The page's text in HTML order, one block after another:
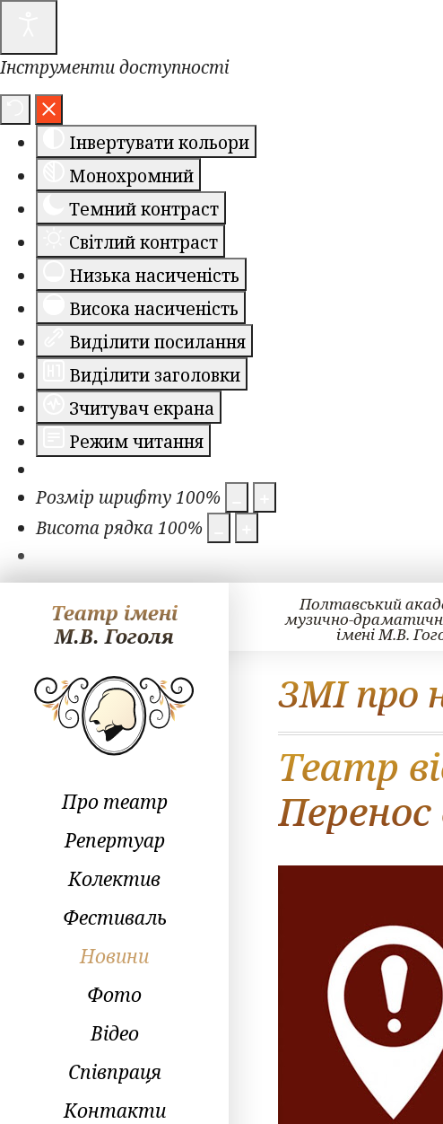
Інструменти доступності
Інвертувати кольори
Монохромний
Темний контраст
Світлий контраст
Низька насиченість
Висока насиченість
Виділити посилання
Виділити заголовки
Зчитувач екрана
Режим читання
Розмір шрифту100%
Висота рядка100%
Театр імені
М.В. Гоголя
Про театр
Репертуар
Колектив
Фестиваль
Новини
Фото
Відео
Співпраця
Контакти
Полтавський
музично-
імені М.В.
ЗМІ про
Театр